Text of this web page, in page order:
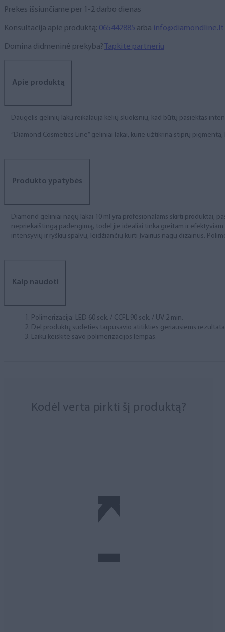
Prekes išsiunčiame per 1-2 darbo dienas
Konsultacija apie produktą: 065442885 arba info@diamondline.lt
Domina didmeninė prekyba? Tapkite partneriu
Apie produktą
Daugelis gelinių lakų reikalauja kelių sluoksnių, kad būtų pasiektas
“Diamond Cosmetics Line” geliniai lakai, kurie užtikrina stiprų
Produkto ypatybės
Diamond geliniai nagų lakai 10 ml yra profesionalams skirti produktai,
nepriekaištingą padengimą, todėl jie idealiai tinka greitam ir
intensyvių ir ryškių spalvų, leidžiančių kurti įvairius nagų dizainus.
Kaip naudoti
Polimerizacija: LED 60 sek. / CCFL 90 sek. / UV 2 min.
Dėl produktų sudėties tarpusavio atitikties geriausiems
Laiku keiskite savo polimerizacijos lempas.
Kodėl verta pirkti šį produktą?